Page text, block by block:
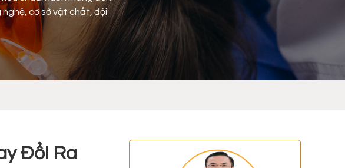
cơ sở vật chất, đội
Đổi Ra